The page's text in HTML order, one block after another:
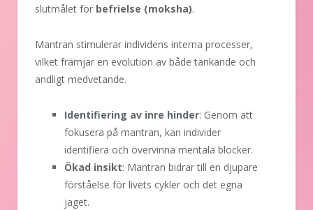
slutmålet för befrielse (moksha).
Mantran stimulerar individens interna processer,
vilket främjar en evolution av både tänkande och
andligt medvetande.
Identifiering av inre hinder: Genom att
fokusera på mantran, kan individer
identifiera och övervinna mentala blocker.
Ökad insikt: Mantran bidrar till en djupare
förståelse för livets cykler och det egna
jaget.